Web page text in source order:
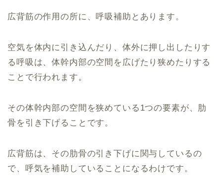
広背筋の作用の所に、呼吸補助とあります。
空気を体内に引き込んだり、体外に押し出したりす
る呼吸は、体幹内部の空間を広げたり狭めたりする
ことで行われます。
その体幹内部の空間を狭めている1つの要素が、肋
骨を引き下げることです。
広背筋は、その肋骨の引き下げに関与しているの
で、呼気を補助していることになるわけです。